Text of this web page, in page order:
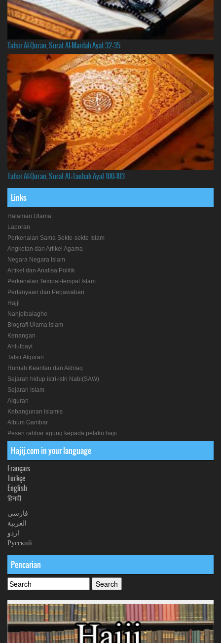
Tafsir Al-Quran, Surat Al-Maidah Ayat 32-35
Tafsir Al-Quran, Surat At-Taubah Ayat 100-103
Links
Halaman Utama
Laporan
Perkenalan Sama Sekte-sekte Islam
Angketan dan Artikel Agama
Negara Negara Islam
Artikel dan Analisa Politik
Perkenalan Tempat-tempat Islam
Pertanyaan dan Perjawaban
Hajji
Nahjolbalaghe
Biografi Ulama Islam
Kenangan
Ahlulbayt
Tafsir Alquran
Rumah Kearifan dan Akhlaq
Sejarah hidup istri-istri Nabi(SAW)
Sejarah Islam
Alquran
Kebangunan islamis
Album Gambar
Pesan rahbar agung kepada pelaku hajii
Hajij.com in your language
Français
Türkçe
English
हिनदी
فارسی
العربیة
اردو
Русский
Pencarian